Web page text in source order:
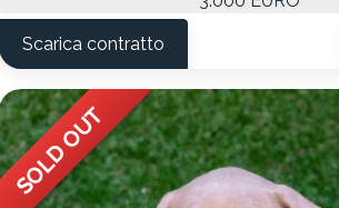
Scarica contratto
SOLD OUT